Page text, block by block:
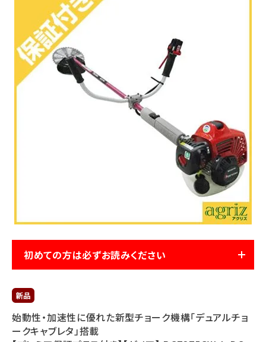
作業用品
補修部品
レンタル
メールでのお問い合わせ
FAXでのご注文
0739-72-4532
初めての方は必ずお読みください
始動性・加速性に優れた新型チョーク機構「デュアルチョ
ークキャブレタ」搭載